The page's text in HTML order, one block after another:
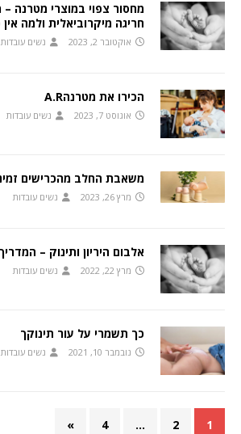
מחסור צפוי במוצרי מטרנה
חריגה מיקרוביאלית ולמה
אוקטובר 2, 2023 נשים עובדות
הכירו את מטרנהA.R
אוגוסט 7, 2023 נשים עובדות
משאבת החלב מהכרישים
מרץ 26, 2023 נשים עובדות
אלבום היריון ותינוק –
מרץ 22, 2022 נשים עובדות
כך תשמרי על עור תינוקך
נובמבר 10, 2021 נשים עובדות
1
2
…
4
»